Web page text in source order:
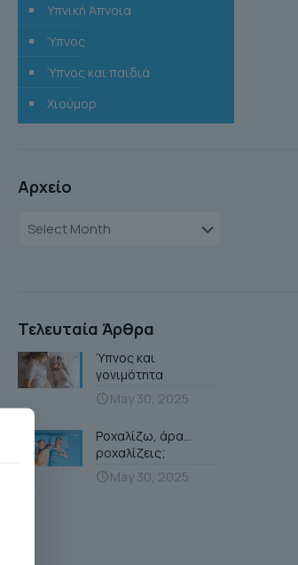
Υπνική Άπνοια
Ύπνος
Ύπνος και παιδιά
Χιούμορ
Αρχείο
Τελευταία Άρθρα
Ύπνος και
γονιμότητα
May 30, 2025
Ροχαλίζω, άρα…
ροχαλίζεις;
May 30, 2025